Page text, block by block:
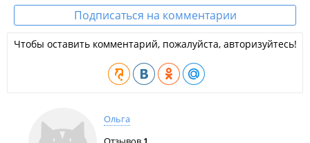
Гарантия;
Договор;
Работа с физическими и юридическими лицами;
Подписаться на комментарии
Чтобы оставить комментарий, пожалуйста, авторизуйтесь!
Ольга